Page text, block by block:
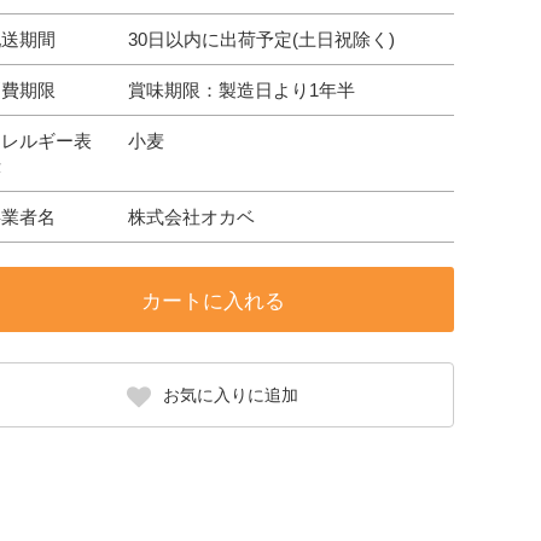
期間 30日以内に出荷予定(土日祝除く)
期限 賞味期限：製造日より1年半
ルギー表
小麦
者名 株式会社オカベ
カートに入れる
お気に入りに追加